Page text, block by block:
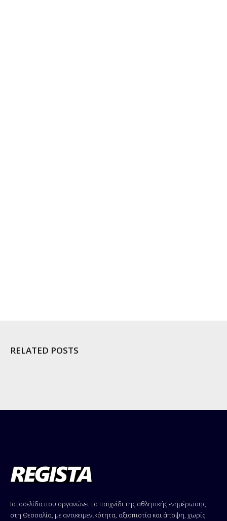
RELATED POSTS
Ιστοσελίδα που οργανώνει το παιχνίδι της αθλητικής ενημέρωσης
στη Θεσσαλία, με αντικειμενικότητα, αξιοπιστία και άποψη, χωρίς